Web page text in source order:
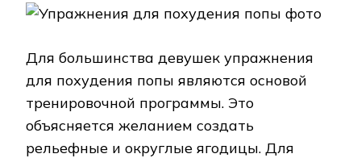
Для большинства девушек упражнения
для похудения попы являются основой
тренировочной программы. Это
объясняется желанием создать
рельефные и округлые ягодицы. Для